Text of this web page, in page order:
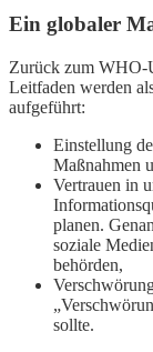
Ein globaler
Zurück zum WHO-
Leitfaden werden
aufgeführt:
Einstellung
Maßnahmen
Vertrauen in
planen.
soziale
behörden,
sollte.